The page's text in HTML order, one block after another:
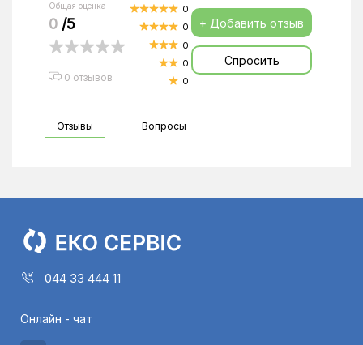
Общая оценка
0 /5
0 отзывов
0
0
0
0
0
+ Добавить отзыв
Спросить
Отзывы Вопросы
044 33 444 11
Онлайн - чат